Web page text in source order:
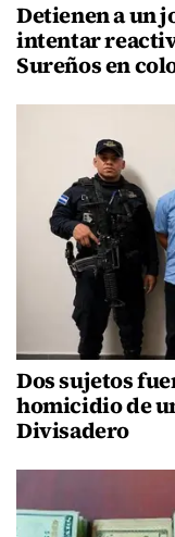
Detienen a un
intentar
Sureños en
Dos sujetos
homicidio de
Divisadero